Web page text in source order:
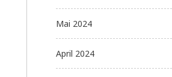
Mai 2024
April 2024